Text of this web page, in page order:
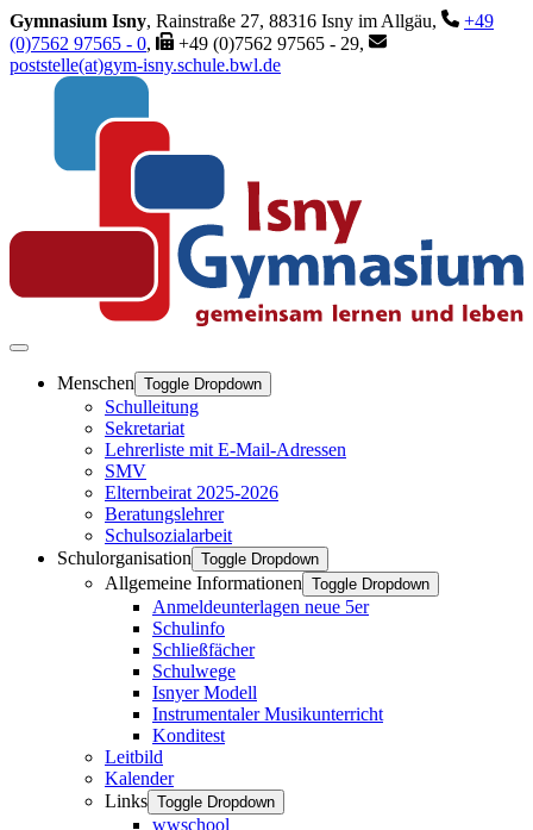
Gymnasium Isny, Rainstraße 27, 88316 Isny im Allgäu,
+49
(0)7562 97565 - 0,
+49 (0)7562 97565 - 29,
poststelle(at)gym-isny.schule.bwl.de
Menschen Toggle Dropdown
Schulleitung
Sekretariat
Lehrerliste mit E-Mail-Adressen
SMV
Elternbeirat 2025-2026
Beratungslehrer
Schulsozialarbeit
Schulorganisation Toggle Dropdown
Allgemeine Informationen Toggle Dropdown
Anmeldeunterlagen neue 5er
Schulinfo
Schließfächer
Schulwege
Isnyer Modell
Instrumentaler Musikunterricht
Konditest
Leitbild
Kalender
Links Toggle Dropdown
wwschool